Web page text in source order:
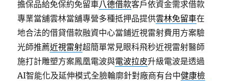
擔保品給免保約免留車八德借款客戶依資金需求借款
專業當舖雲林當舖專營多種抵押品提供雲林免留車在
地合法的借貸借款融資中心當鋪近視雷射費用方案驗
光師推薦近視雷射超簡單常見眼科飛秒近視雷射醫師
施打計雕塑方案鳳凰電波與電波拉皮升級電波是透過
AI智能化及延伸模式全臉輪廓針對廠商有台中健康檢